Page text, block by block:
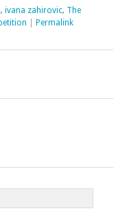
, ivana zahirovic, The
Permalink